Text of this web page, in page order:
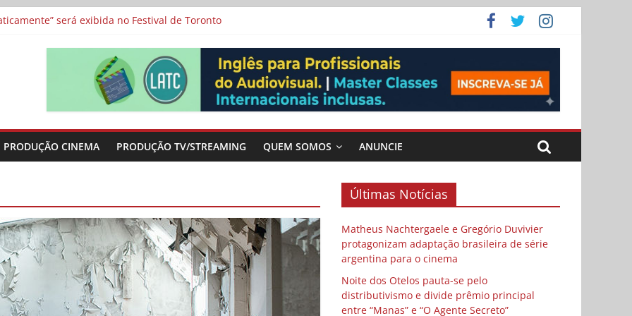
“Os Feiticeiros Inocentes” e filme-tributo de Wajda a Zbigniew Cybulski
será exibida no Festival de Toronto
e divide prêmio principal entre “Manas” e “O Agente Secreto”
metragens sobre envelhecimento criados a partir de histórias de vida
PRODUÇÃO CINEMA PRODUÇÃO TV/STREAMING QUEM SOMOS ANUNCIE
Últimas Notícias
Matheus Nachtergaele e Gregório Duvivier
protagonizam adaptação brasileira de série
argentina para o cinema
Noite dos Otelos pauta-se pelo
distributivismo e divide prêmio principal
entre “Manas” e “O Agente Secreto”